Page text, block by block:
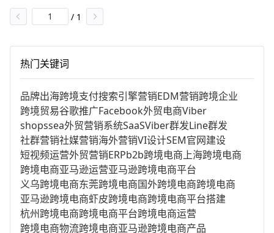
/ 1
热门关键词
品牌出海跨境支付搜索引擎营销EDM营销跨境企业
跨境贸易谷歌推广Facebook外贸电商Viber
shopssea外贸营销系统SaaSViber群发Line群发
社群营销社媒营销海外营销VI设计SEM官网建设
短视频运营外贸营销ERPb2b跨境电商上海跨境电商
跨境电商亚马逊运营亚马逊跨境电商平台
义乌跨境电商东莞跨境电商国外跨境电商跨境电商
亚马逊跨境电商虾皮跨境电商跨境电商平台搭建
杭州跨境电商跨境电商平台跨境电商运营
跨境电商物流跨境电商亚马逊跨境电商产品